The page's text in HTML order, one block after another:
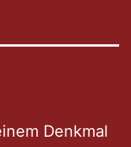
Denkmal